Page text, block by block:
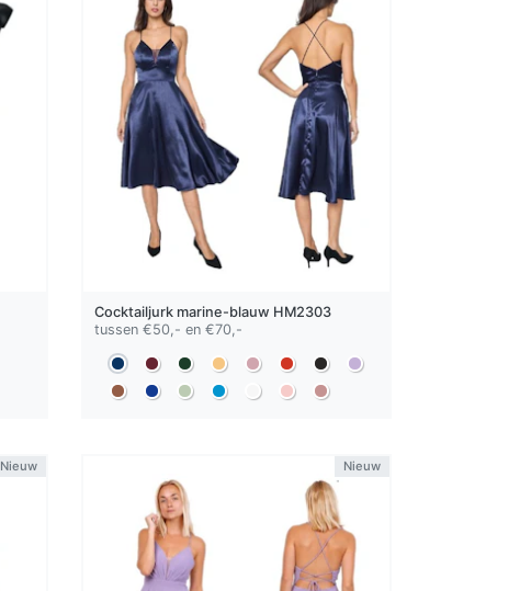
Cocktailjurk marine-blauw HM2303
tussen €50,- en €70,-
Nieuw Nieuw